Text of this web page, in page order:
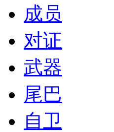
成员
对证
武器
尾巴
自卫